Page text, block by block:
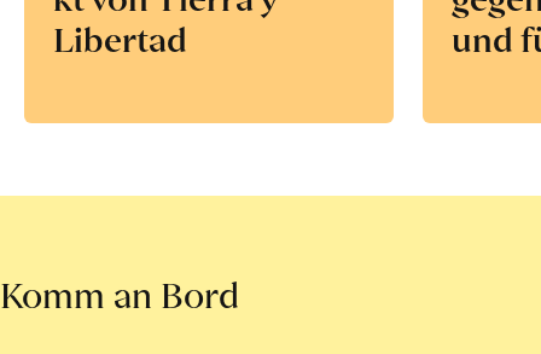
Libertad
und
Komm an Bord